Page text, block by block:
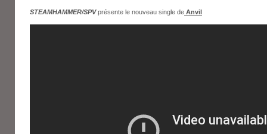
STEAMHAMMER/SPVprésente le nouveau single de Anvil